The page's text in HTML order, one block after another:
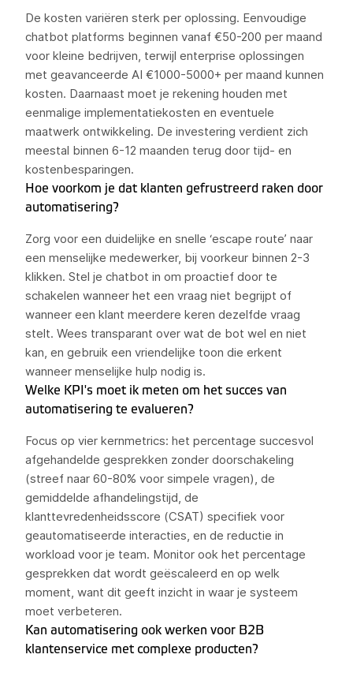
De kosten variëren sterk per oplossing. Eenvoudige
chatbot platforms beginnen vanaf €50-200 per maand
voor kleine bedrijven, terwijl enterprise oplossingen
met geavanceerde AI €1000-5000+ per maand kunnen
kosten. Daarnaast moet je rekening houden met
eenmalige implementatiekosten en eventuele
maatwerk ontwikkeling. De investering verdient zich
meestal binnen 6-12 maanden terug door tijd- en
kostenbesparingen.
Hoe voorkom je dat klanten gefrustreerd raken door
automatisering?
Zorg voor een duidelijke en snelle ‘escape route’ naar
een menselijke medewerker, bij voorkeur binnen 2-3
klikken. Stel je chatbot in om proactief door te
schakelen wanneer het een vraag niet begrijpt of
wanneer een klant meerdere keren dezelfde vraag
stelt. Wees transparant over wat de bot wel en niet
kan, en gebruik een vriendelijke toon die erkent
wanneer menselijke hulp nodig is.
Welke KPI's moet ik meten om het succes van
automatisering te evalueren?
Focus op vier kernmetrics: het percentage succesvol
afgehandelde gesprekken zonder doorschakeling
(streef naar 60-80% voor simpele vragen), de
gemiddelde afhandelingstijd, de
klanttevredenheidsscore (CSAT) specifiek voor
geautomatiseerde interacties, en de reductie in
workload voor je team. Monitor ook het percentage
gesprekken dat wordt geëscaleerd en op welk
moment, want dit geeft inzicht in waar je systeem
moet verbeteren.
Kan automatisering ook werken voor B2B
klantenservice met complexe producten?